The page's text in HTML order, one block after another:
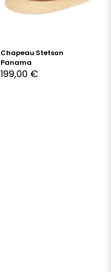
Chapeau Stetson
Panama
199,00 €